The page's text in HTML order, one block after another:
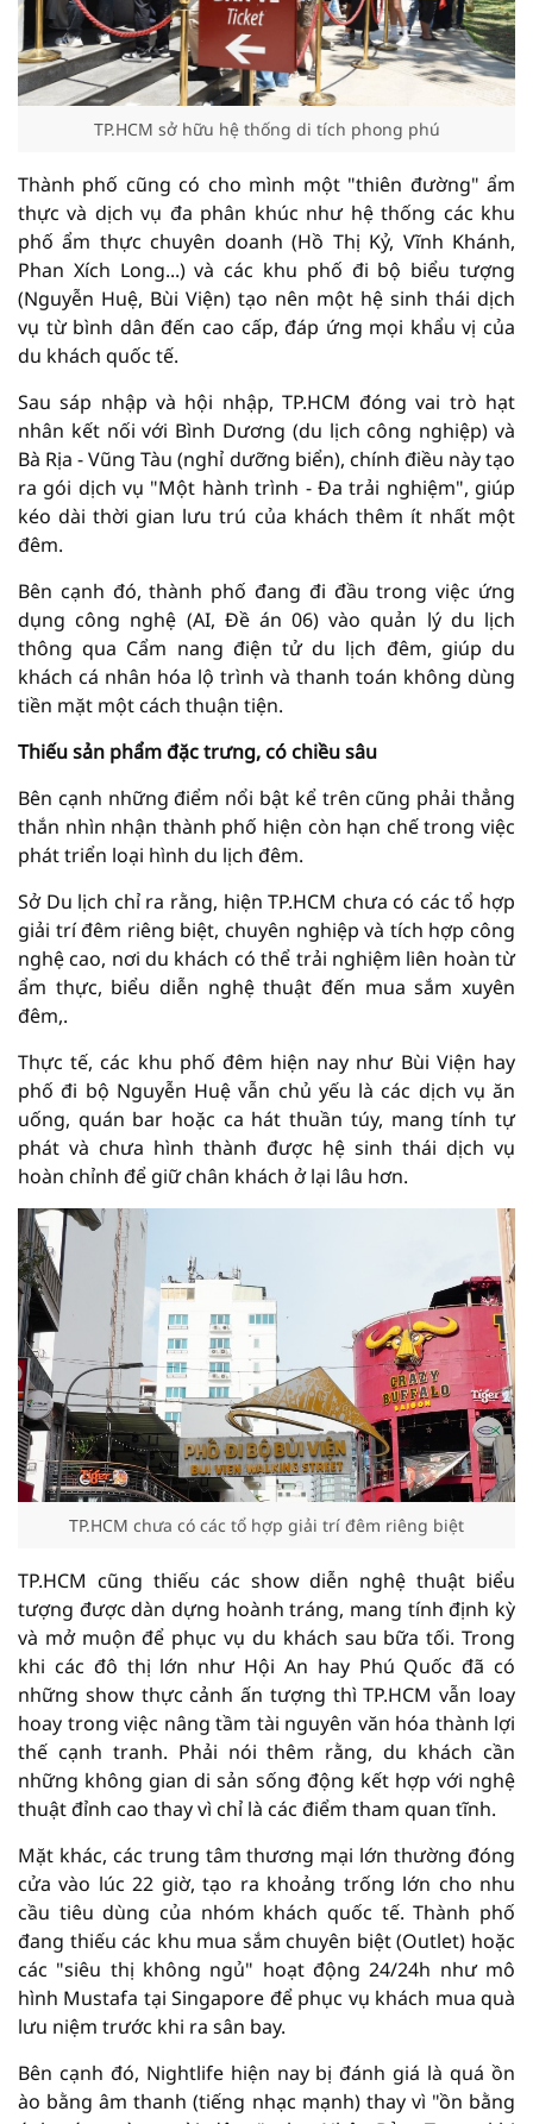
TP.HCM sở hữu hệ thống di tích phong phú
Thành phố cũng có cho mình một "thiên đường" ẩm
thực và dịch vụ đa phân khúc như hệ thống các khu
phố ẩm thực chuyên doanh (Hồ Thị Kỷ, Vĩnh Khánh,
Phan Xích Long...) và các khu phố đi bộ biểu tượng
(Nguyễn Huệ, Bùi Viện) tạo nên một hệ sinh thái dịch
vụ từ bình dân đến cao cấp, đáp ứng mọi khẩu vị của
du khách quốc tế.
Sau sáp nhập và hội nhập, TP.HCM đóng vai trò hạt
nhân kết nối với Bình Dương (du lịch công nghiệp) và
Bà Rịa - Vũng Tàu (nghỉ dưỡng biển), chính điều này tạo
ra gói dịch vụ "Một hành trình - Đa trải nghiệm", giúp
kéo dài thời gian lưu trú của khách thêm ít nhất một
đêm.
Bên cạnh đó, thành phố đang đi đầu trong việc ứng
dụng công nghệ (AI, Đề án 06) vào quản lý du lịch
thông qua Cẩm nang điện tử du lịch đêm, giúp du
khách cá nhân hóa lộ trình và thanh toán không dùng
tiền mặt một cách thuận tiện.
Thiếu sản phẩm đặc trưng, có chiều sâu
Bên cạnh những điểm nổi bật kể trên cũng phải thẳng
thắn nhìn nhận thành phố hiện còn hạn chế trong việc
phát triển loại hình du lịch đêm.
Sở Du lịch chỉ ra rằng, hiện TP.HCM chưa có các tổ hợp
giải trí đêm riêng biệt, chuyên nghiệp và tích hợp công
nghệ cao, nơi du khách có thể trải nghiệm liên hoàn từ
ẩm thực, biểu diễn nghệ thuật đến mua sắm xuyên
đêm,.
Thực tế, các khu phố đêm hiện nay như Bùi Viện hay
phố đi bộ Nguyễn Huệ vẫn chủ yếu là các dịch vụ ăn
uống, quán bar hoặc ca hát thuần túy, mang tính tự
phát và chưa hình thành được hệ sinh thái dịch vụ
hoàn chỉnh để giữ chân khách ở lại lâu hơn.
TP.HCM chưa có các tổ hợp giải trí đêm riêng biệt
TP.HCM cũng thiếu các show diễn nghệ thuật biểu
tượng được dàn dựng hoành tráng, mang tính định kỳ
và mở muộn để phục vụ du khách sau bữa tối. Trong
khi các đô thị lớn như Hội An hay Phú Quốc đã có
những show thực cảnh ấn tượng thì TP.HCM vẫn loay
hoay trong việc nâng tầm tài nguyên văn hóa thành lợi
thế cạnh tranh. Phải nói thêm rằng, du khách cần
những không gian di sản sống động kết hợp với nghệ
thuật đỉnh cao thay vì chỉ là các điểm tham quan tĩnh.
Mặt khác, các trung tâm thương mại lớn thường đóng
cửa vào lúc 22 giờ, tạo ra khoảng trống lớn cho nhu
cầu tiêu dùng của nhóm khách quốc tế. Thành phố
đang thiếu các khu mua sắm chuyên biệt (Outlet) hoặc
các "siêu thị không ngủ" hoạt động 24/24h như mô
hình Mustafa tại Singapore để phục vụ khách mua quà
lưu niệm trước khi ra sân bay.
Bên cạnh đó, Nightlife hiện nay bị đánh giá là quá ồn
ào bằng âm thanh (tiếng nhạc mạnh) thay vì "ồn bằng